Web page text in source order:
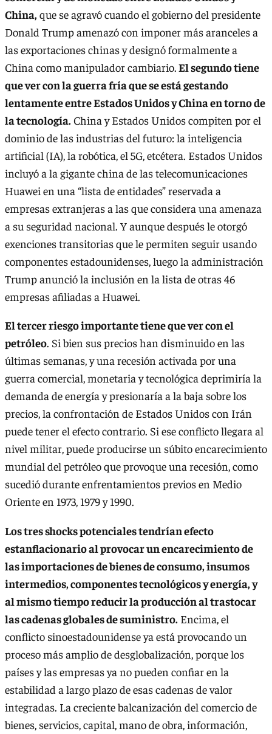
China,que se agravó cuando el gobierno del presidente
Donald Trump amenazó con imponer más aranceles a
las exportaciones chinas y designó formalmente a
China como manipulador cambiario.El segundo tiene
que ver con la guerra fría que se está gestando
lentamente entre Estados Unidos y China en torno de
la tecnología.China y Estados Unidos compiten por el
dominio de las industrias del futuro: la inteligencia
artificial (IA), la robótica, el 5G, etcétera. Estados Unidos
incluyó a la gigante china de las telecomunicaciones
Huawei en una “lista de entidades” reservada a
empresas extranjeras a las que considera una amenaza
a su seguridad nacional. Y aunque después le otorgó
exenciones transitorias que le permiten seguir usando
componentes estadounidenses, luego la administración
Trump anunció la inclusión en la lista de otras 46
empresas afiliadas a Huawei.
El tercer riesgo importante tiene que ver con el
petróleo. Si bien sus precios han disminuido en las
últimas semanas, y una recesión activada por una
guerra comercial, monetaria y tecnológica deprimiría la
demanda de energía y presionaría a la baja sobre los
precios, la confrontación de Estados Unidos con Irán
puede tener el efecto contrario. Si ese conflicto llegara al
nivel militar, puede producirse un súbito encarecimiento
mundial del petróleo que provoque una recesión, como
sucedió durante enfrentamientos previos en Medio
Oriente en 1973, 1979 y 1990.
Los tres shocks potenciales tendrían efecto
estanflacionario al provocar un encarecimiento de
las importaciones de bienes de consumo, insumos
intermedios, componentes tecnológicos y energía, y
al mismo tiempo reducir la producción al trastocar
las cadenas globales de suministro. Encima, el
conflicto sinoestadounidense ya está provocando un
proceso más amplio de desglobalización, porque los
países y las empresas ya no pueden confiar en la
estabilidad a largo plazo de esas cadenas de valor
integradas. La creciente balcanización del comercio de
bienes, servicios, capital, mano de obra, información,